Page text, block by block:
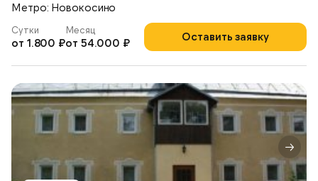
Метро: Новокосино
Оставить заявку
Сутки
от 1.800 ₽
Месяц
от 54.000 ₽